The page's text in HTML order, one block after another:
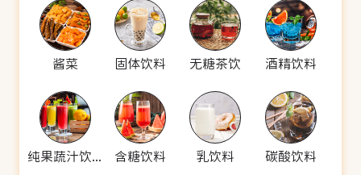
酱菜 固体饮料 无糖茶饮 酒精饮料
纯果蔬汁饮料 含糖饮料 乳饮料 碳酸饮料